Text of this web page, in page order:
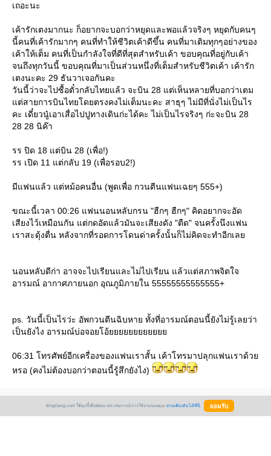
เถอะนะ
เค้ารักเตงมากนะ ก็อยากจะบอกว่าหยุดและพอแล้วจริงๆ หยุดกับคนๆ
นี้คนที่เค้ารักมากๆ คนที่ทำให้ชีวิตเค้าดีขึ้น คนที่มาเติมทุกๆอย่างของ
เค้าให้เต็ม คนที่เป็นกำลังใจที่ดีที่สุดสำหรับเค้า ขอบคุณที่อยู่กับเค้า
จนถึงทุกวันนี้ ขอบคุณที่มาเป็นส่วนหนึ่งที่เต็มสำหรับชีวิตเค้า เค้ารัก
เตงนะคะ 29 ธันวาเจอกันคะ
วันนี้ว่าจะไปซื้อตั๋วกลับไทยแล้ว จะบิน 28 แต่เห็นหลายที่บอกว่าเตม
ต่สายการบินไทยโดยตรงคงไม่เต็มนะคะ สาธุๆ ไม่มีที่นั่งไม่เป็นไร
คะ เดี๋ยวนู๋เอาเสื่อไปปูทางเดินก่ะได้คะ ไม่เป็นไรจริงๆ ก่ะจะบิน 28
28 28 นิค๊า
รร ปิด 18 แต่บิน 28 (เพื่อ!)
รร เปิด 11 แต่กลับ 19 (เพื่อรอบ2!)
มีแฟนแล้ว แต่หม้อคนอื่น (พูดเพื่อ กวนตีนแฟนเฉยๆ 555+)
ขณะนี้เวลา 00:26 แฟนนอนหลับกรน "ฮืกๆ ฮืกๆ" คิดอยากจะอัด
เสียงไว้เหมือนกัน แต่กดอัดแล้วมันจะเสียงดัง "ตืด" จนครั้งนึงแฟน
เราสะดุ้งตื่น หลังจากที่รอดการโดนด่าครั้งนั้นก็ไม่คิดจะทำอีกเล
นอนหลับดีก่า อาจจะไปเรียนและไม่ไปเรียน แล้วแต่สภาพจิตใจ
อารมณ์ อากาศภายนอก อุณภูมิภายใน 55555555555555+
ps. วันนี้เป็นไรว่ะ อัพกวนตีนฉิบหาย ทั้งที่อารมณ์ตอนนี้ยังไม่รู้เลยว่า
เป็นยังไง อารมณ์บ่อจอยโอ้
06:31 โทรศัพย์อีกเครื่องของแฟนเราสั้น เค้าโทรมาปลุกแฟนเราด้ว
หรอ (คงไม่ต้องบอกว่าตอนนี้รู้สึกยังไง)
9 พฤศจิกายน 2552 6:34:43 น.
Pageviews.
BlogGang.com ใช้คุกกี้เพื่อพัฒนาประสบการณ์การใช้งานของคุณ อ่านเพิ่มเติมได้ที่นี่